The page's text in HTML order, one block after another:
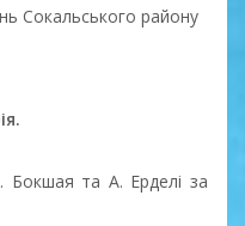
Сокальського району
Бокшая та А. Ерделі за